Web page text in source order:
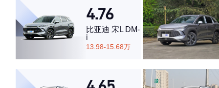
·外观表现一般，低于52%同级车
·内饰表现较为优秀，优于63%同级车
·空间表现较为优秀，优于64%同级车
4.76
比亚迪 宋L DM-
i
13.98-15.68万